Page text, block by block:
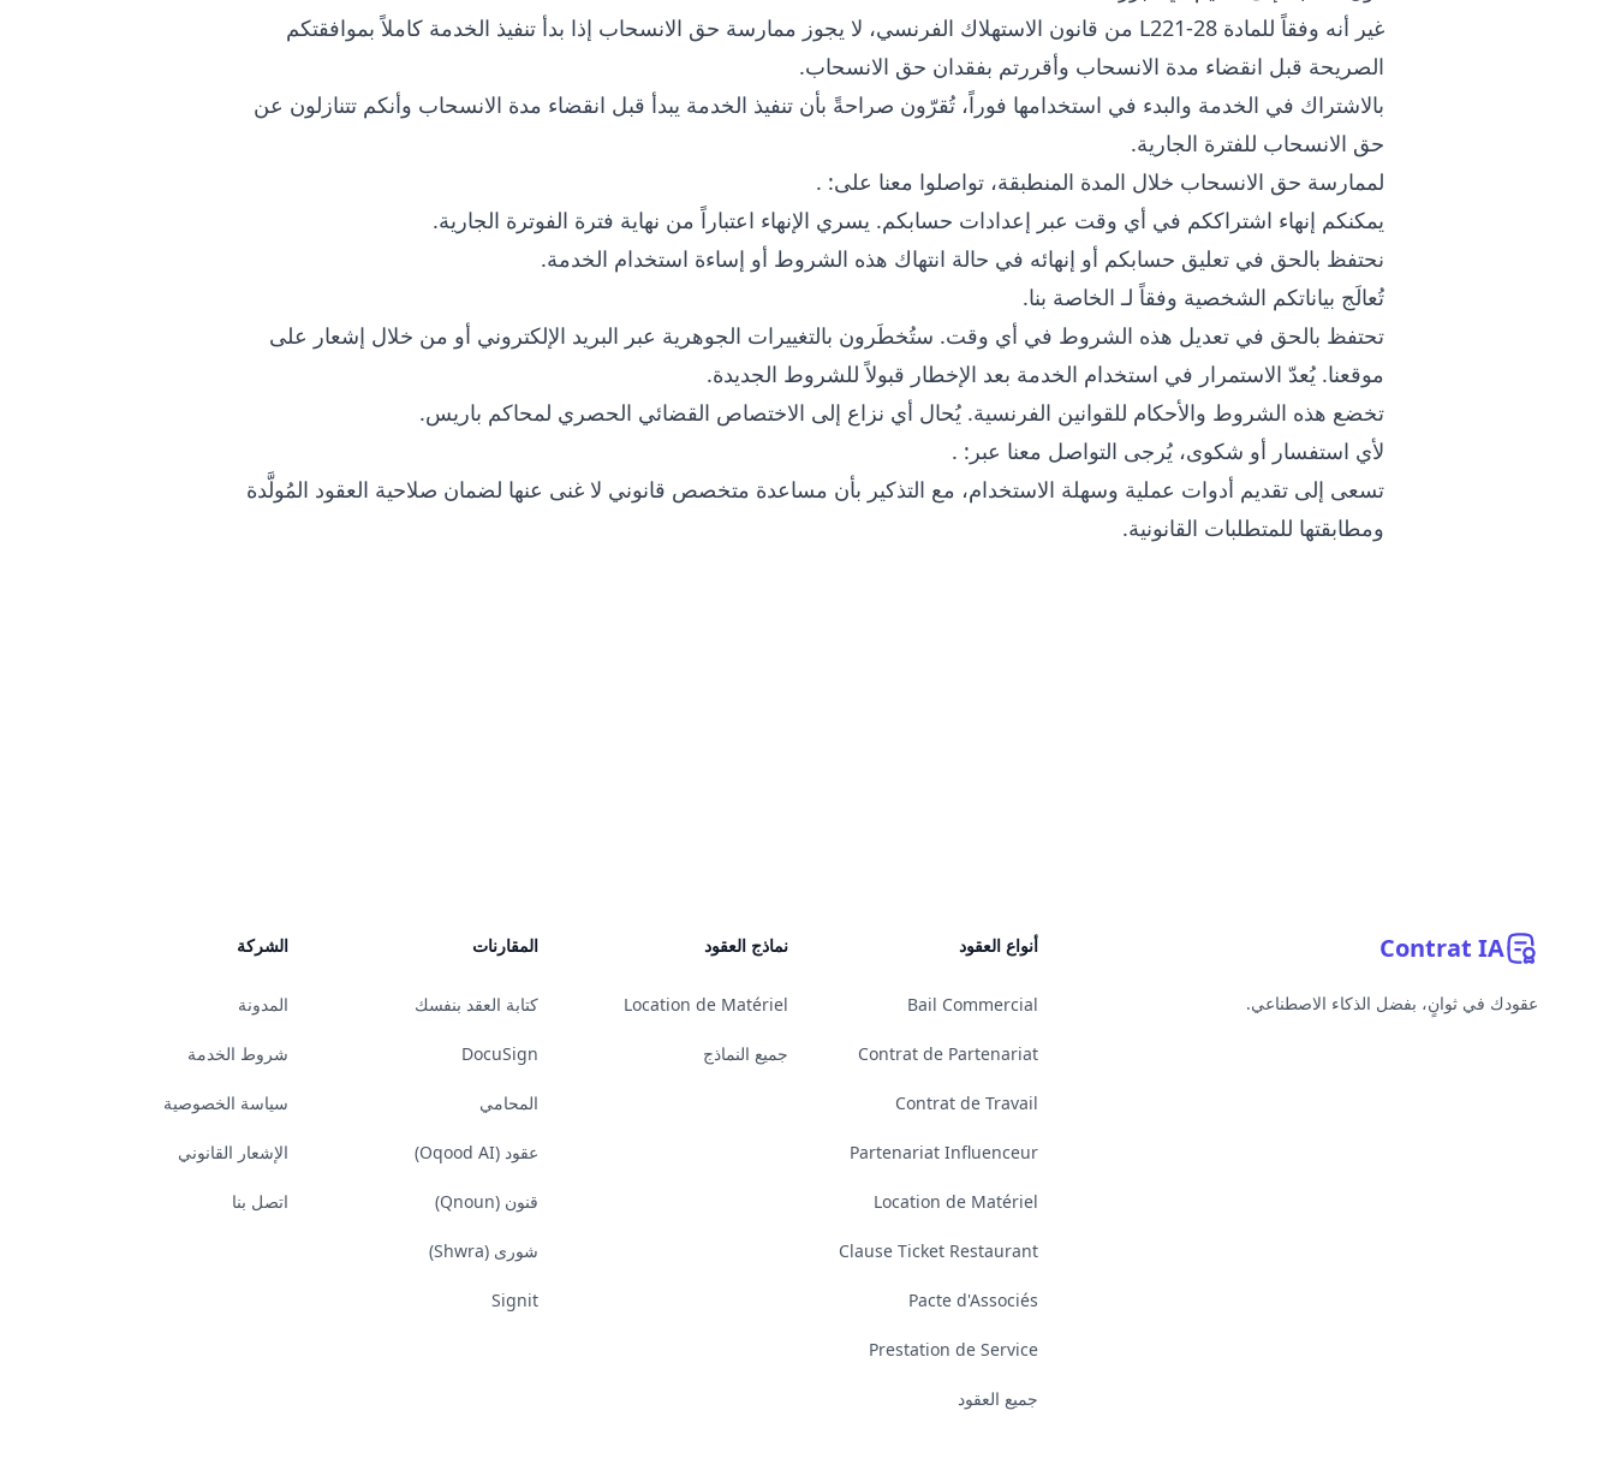
غير أنه وفقاً للمادة L221-28 من قانون الاستهلاك الفرنسي، لا يجوز ممارسة حق الانسحاب إذا بدأ تنفيذ الخدمة كاملاً بموافقتكم
الصريحة قبل انقضاء مدة الانسحاب وأقررتم بفقدان حق الانسحاب.
بالاشتراك في الخدمة والبدء في استخدامها فوراً، تُقرّون صراحةً بأن تنفيذ الخدمة يبدأ قبل انقضاء مدة الانسحاب وأنكم تتنازلون عن
حق الانسحاب للفترة الجارية.
لممارسة حق الانسحاب خلال المدة المنطبقة، تواصلوا معنا على: .
يمكنكم إنهاء اشتراككم في أي وقت عبر إعدادات حسابكم. يسري الإنهاء اعتباراً من نهاية فترة الفوترة الجارية.
نحتفظ بالحق في تعليق حسابكم أو إنهائه في حالة انتهاك هذه الشروط أو إساءة استخدام الخدمة.
تُعالَج بياناتكم الشخصية وفقاً لـالخاصة بنا.
تحتفظ بالحق في تعديل هذه الشروط في أي وقت. ستُخطَرون بالتغييرات الجوهرية عبر البريد الإلكتروني أو من خلال إشعار على
موقعنا. يُعدّ الاستمرار في استخدام الخدمة بعد الإخطار قبولاً للشروط الجديدة.
تخضع هذه الشروط والأحكام للقوانين الفرنسية. يُحال أي نزاع إلى الاختصاص القضائي الحصري لمحاكم باريس.
لأي استفسار أو شكوى، يُرجى التواصل معنا عبر: .
تسعى إلى تقديم أدوات عملية وسهلة الاستخدام، مع التذكير بأن مساعدة متخصص قانوني لا غنى عنها لضمان صلاحية العقود المُولَّدة
ومطابقتها للمتطلبات القانونية.
Contrat IA
عقودك في ثوانٍ، بفضل الذكاء الاصطناعي.
أنواع العقود
Bail Commercial
Contrat de Partenariat
Contrat de Travail
Partenariat Influenceur
Location de Matériel
Clause Ticket Restaurant
Pacte d'Associés
Prestation de Service
جميع العقود
نماذج العقود
Location de Matériel
جميع النماذج
المقارنات
كتابة العقد بنفسك
DocuSign
المحامي
عقود (Oqood AI)
قنون (Qnoun)
شورى (Shwra)
Signit
الشركة
المدونة
شروط الخدمة
سياسة الخصوصية
الإشعار القانوني
اتصل بنا